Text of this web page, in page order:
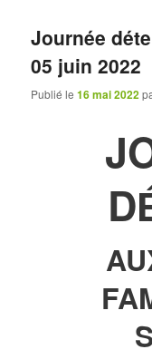
Journée
05 juin 2022
Publié le16 mai 2022
D